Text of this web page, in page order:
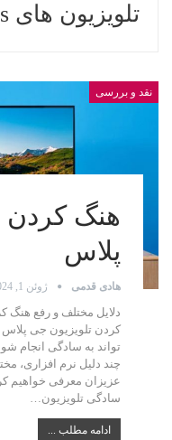
تلویزیون های Gplus
نقد و بررسی
هنگ کردن
پلاس
هادی قدمی ژوئن 1, 2024
کردن تلویزیون جی پلاس
تواند به سادگی انجام
چند دلیل نرم افزاری،
عزیزان معرفی خواهیم
سادگی تلویزیون…
ادامه مطلب ...